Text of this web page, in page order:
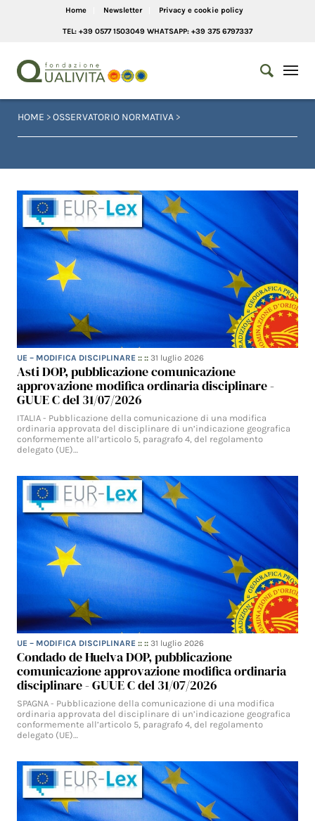
Home Newsletter Privacy e cookie policy
TEL: +39 0577 1503049 WHATSAPP: +39 375 6797337
HOME >OSSERVATORIO NORMATIVA >
UE – MODIFICA DISCIPLINARE :: ::31 luglio 2026
Asti DOP, pubblicazione comunicazione
approvazione modifica ordinaria disciplinare -
GUUE C del 31/07/2026
ITALIA - Pubblicazione della comunicazione di una modifica
ordinaria approvata del disciplinare di un’indicazione geografica
conformemente all’articolo 5, paragrafo 4, del regolamento
delegato (UE)…
UE – MODIFICA DISCIPLINARE :: ::31 luglio 2026
Condado de Huelva DOP, pubblicazione
comunicazione approvazione modifica ordinaria
disciplinare - GUUE C del 31/07/2026
SPAGNA - Pubblicazione della comunicazione di una modifica
ordinaria approvata del disciplinare di un’indicazione geografica
conformemente all’articolo 5, paragrafo 4, del regolamento
delegato (UE)…